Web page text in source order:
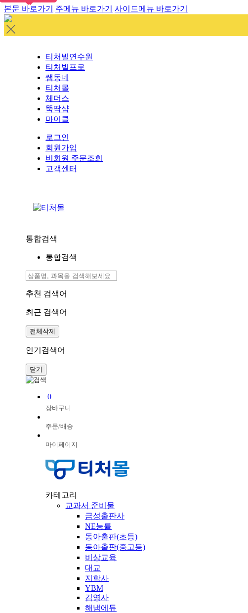
본문 바로가기 주메뉴 바로가기 사이드메뉴 바로가기
티처빌연수원
티처빌프로
쌤동네
티처몰
체더스
뚝딱샵
마이클
로그인
회원가입
비회원 주문조회
고객센터
통합검색
통합검색
추천 검색어
최근 검색어
전체삭제
인기검색어
닫기
0
장바구니
주문/배송
마이페이지
카테고리
교과서 준비물
금성출판사
NE능률
동아출판(초등)
동아출판(중고등)
비상교육
대교
지학사
YBM
김영사
해냄에듀